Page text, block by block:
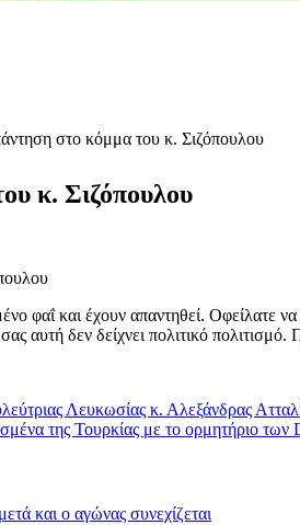
στο κόμμα του κ. Σιζόπουλου
κ. Σιζόπουλου
φαΐ και έχουν απαντηθεί. Οφείλατε
αυτή δεν δείχνει πολιτικό
Λευκωσίας κ. Αλεξάνδρας
της Τουρκίας με το ορμητήριο